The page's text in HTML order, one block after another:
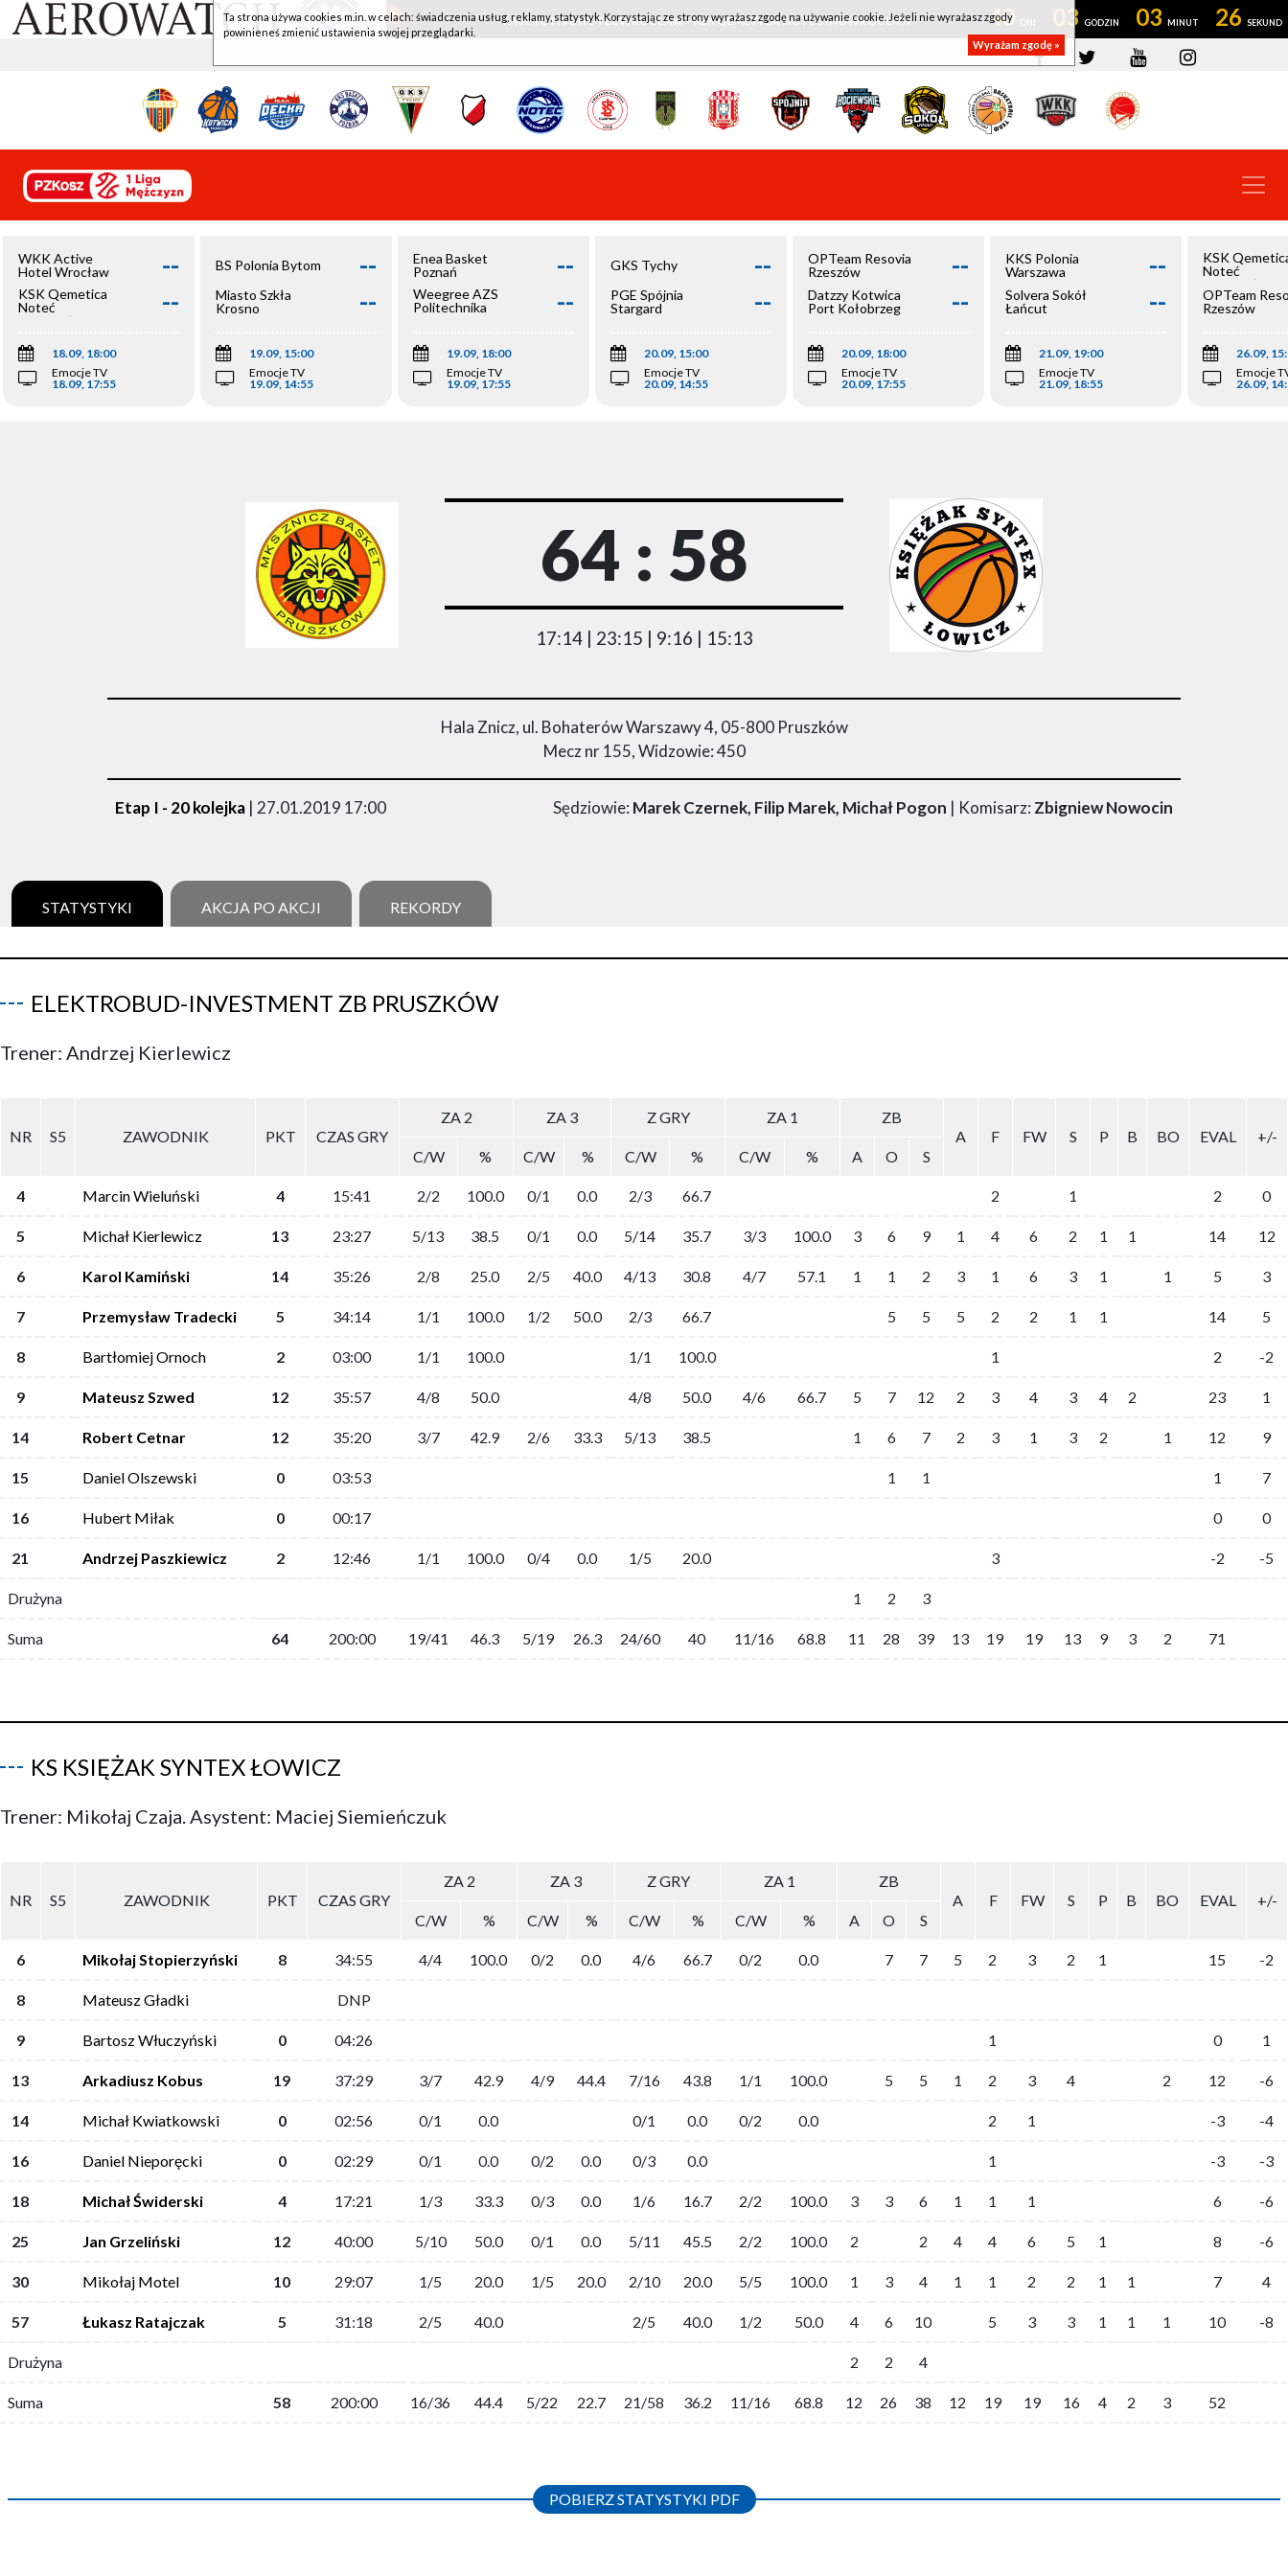
WKK ACTIVE HOTEL WROCŁAW - KSK QEMETICA NOTEĆ INOWROCŁAW 40 03 03 26
WKK Active
Hotel Wrocław
--
KSK Qemetica
Noteć
Inowrocław
--
18.09, 18:00
Emocje TV
18.09, 17:55
BS Polonia Bytom --
Miasto Szkła
Krosno
--
19.09, 15:00
Emocje TV
19.09, 14:55
Enea Basket
Poznań
--
Weegree AZS
Politechnika
--
19.09, 18:00
Emocje TV
19.09, 17:55
GKS Tychy --
PGE Spójnia
Stargard
--
20.09, 15:00
Emocje TV
20.09, 14:55
OPTeam Resovia
Rzeszów
--
Datzzy Kotwica
Port Kołobrzeg
--
20.09, 18:00
Emocje TV
20.09, 17:55
KKS Polonia
Warszawa
--
Solvera Sokół
Łańcut
--
21.09, 19:00
Emocje TV
21.09, 18:55
KSK
Noteć
Inowrocław
OPTeam
Rzeszów
26.09,
Emocje
26.09,
64 : 58
17:14 | 23:15 | 9:16 | 15:13
Hala Znicz, ul. Bohaterów Warszawy 4, 05-800 Pruszków
Mecz nr 155, Widzowie: 450
Etap I - 20 kolejka | 27.01.2019 17:00 Sędziowie: Marek Czernek, Filip Marek, Michał Pogon | Komisarz: Zbigniew Nowocin
STATYSTYKI AKCJA PO AKCJI REKORDY
ELEKTROBUD-INVESTMENT ZB PRUSZKÓW
Trener: Andrzej Kierlewicz
NR S5 ZAWODNIK PKT CZAS GRY
ZA 2 ZA 3 Z GRY ZA 1
ZB
A
F FW S P B BO EVAL
+/-
C/W
% C/W % C/W % C/W % A O S
4 Marcin Wieluński 4 15:41 2/2 100.0 0/1 0.0 2/3 66.7 2 1 2 0
5 Michał Kierlewicz 13 23:27 5/13 38.5 0/1 0.0 5/14 35.7 3/3 100.0 3 6 9 1 4 6 2 1 1 14 12
6 Karol Kamiński 14 35:26 2/8 25.0 2/5 40.0 4/13 30.8 4/7 57.1 1 1 2 3 1 6 3 1 1 5 3
7 Przemysław Tradecki 5 34:14 1/1 100.0 1/2 50.0 2/3 66.7 5 5 5 2 2 1 1 14 5
8 Bartłomiej Ornoch 2 03:00 1/1 100.0 1/1 100.0 1 2 -2
9 Mateusz Szwed 12 35:57 4/8 50.0 4/8 50.0 4/6 66.7 5 7 12 2 3 4 3 4 2 23 1
14 Robert Cetnar 12 35:20 3/7 42.9 2/6 33.3 5/13 38.5 1 6 7 2 3 1 3 2 1 12 9
15 Daniel Olszewski 0 03:53 1 1 1 7
16 Hubert Miłak 0 00:17 0 0
21 Andrzej Paszkiewicz 2 12:46 1/1 100.0 0/4 0.0 1/5 20.0 3 -2 -5
Drużyna 1 2 3
Suma 64 200:00 19/41 46.3 5/19 26.3 24/60 40 11/16 68.8 11 28 39 13 19 19 13 9 3 2 71
KS KSIĘŻAK SYNTEX ŁOWICZ
Trener: Mikołaj Czaja. Asystent: Maciej Siemieńczuk
NR S5 ZAWODNIK PKT CZAS GRY
ZA 2 ZA 3 Z GRY ZA 1
ZB
A
F FW S P B BO EVAL
+/-
C/W
% C/W % C/W % C/W % A O S
6 Mikołaj Stopierzyński 8 34:55 4/4 100.0 0/2 0.0 4/6 66.7 0/2 0.0 7 7 5 2 3 2 1 15 -2
8 Mateusz Gładki DNP
9 Bartosz Włuczyński 0 04:26 1 0 1
13 Arkadiusz Kobus 19 37:29 3/7 42.9 4/9 44.4 7/16 43.8 1/1 100.0 5 5 1 2 3 4 2 12 -6
14 Michał Kwiatkowski 0 02:56 0/1 0.0 0/1 0.0 0/2 0.0 2 1 -3 -4
16 Daniel Nieporęcki 0 02:29 0/1 0.0 0/2 0.0 0/3 0.0 1 -3 -3
18 Michał Świderski 4 17:21 1/3 33.3 0/3 0.0 1/6 16.7 2/2 100.0 3 3 6 1 1 1 6 -6
25 Jan Grzeliński 12 40:00 5/10 50.0 0/1 0.0 5/11 45.5 2/2 100.0 2 2 4 4 6 5 1 8 -6
30 Mikołaj Motel 10 29:07 1/5 20.0 1/5 20.0 2/10 20.0 5/5 100.0 1 3 4 1 1 2 2 1 1 7 4
57 Łukasz Ratajczak 5 31:18 2/5 40.0 2/5 40.0 1/2 50.0 4 6 10 5 3 3 1 1 1 10 -8
Drużyna 2 2 4
Suma 58 200:00 16/36 44.4 5/22 22.7 21/58 36.2 11/16 68.8 12 26 38 12 19 19 16 4 2 3 52
POBIERZ STATYSTYKI PDF
Ta strona używa cookies m.in. w celach: świadczenia usług, reklamy, statystyk. Korzystając ze strony wyrażasz zgodę na używanie cookie. Jeżeli nie wyrażasz zgody
powinieneś zmienić ustawienia swojej przeglądarki.
Wyrażam zgodę »